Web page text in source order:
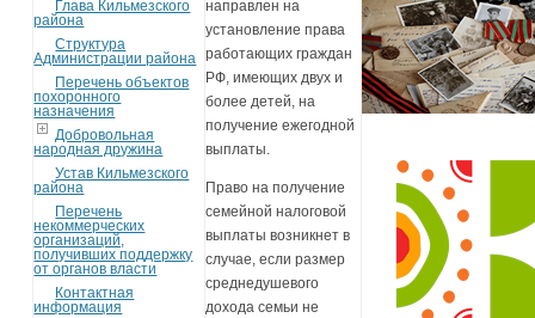
Глава Кильмезского
района
Структура
Администрации района
Перечень объектов
похоронного
назначения
Добровольная
народная дружина
Устав Кильмезского
района
Перечень
некоммерческих
организаций,
получивших поддержку
от органов власти
Контактная
информация
направлен на
установление права
работающих граждан
РФ, имеющих двух и
более детей, на
получение ежегодной
выплаты.
Право на получение
семейной налоговой
выплаты возникнет в
случае, если размер
среднедушевого
дохода семьи не